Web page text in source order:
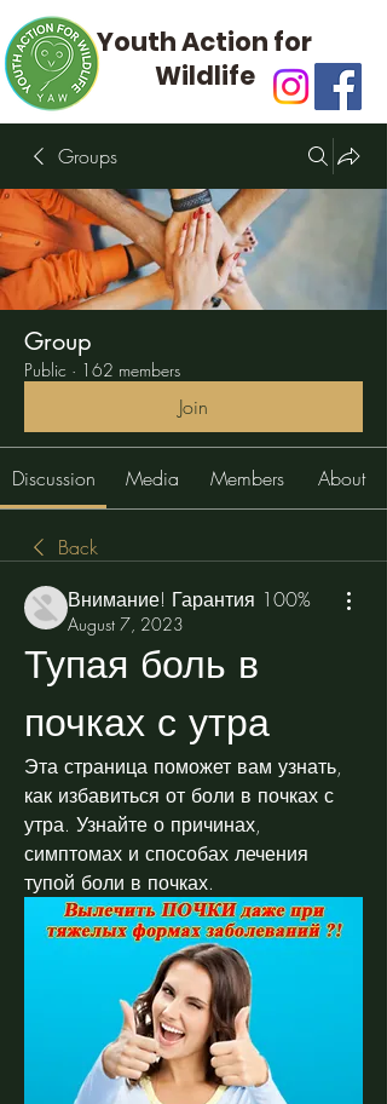
Youth Action for
Wildlife
Groups
Group
Public · 162 members
Join
Discussion Media Members About
Back
Внимание! Гарантия 100%
August 7, 2023
Тупая боль в
почках с утра
Эта страница поможет вам узнать,
как избавиться от боли в почках с
утра. Узнайте о причинах,
симптомах и способах лечения
тупой боли в почках.